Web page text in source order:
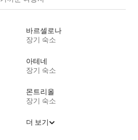
바르셀로나
장기 숙소
아테네
장기 숙소
몬트리올
장기 숙소
더 보기